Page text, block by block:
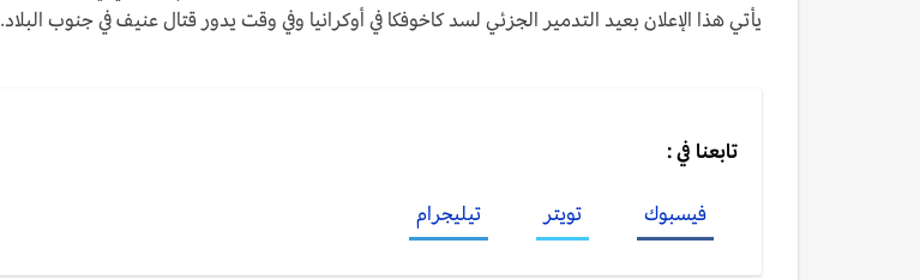
يأتي هذا الإعلان بعيد التدمير الجزئي لسد كاخوفكا في أوكرانيا وفي وقت يدور قتال عنيف في جنوب البلاد.
تابعنا في :
فيسبوك تويتر تيليجرام